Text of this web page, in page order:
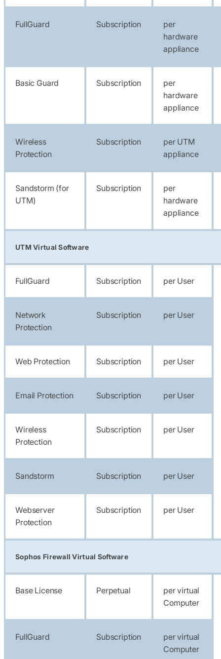
FullGuard Subscription
per
hardware
appliance
Basic Guard Subscription
per
hardware
appliance
Wireless
Protection
Subscription
per UTM
appliance
Sandstorm (for
UTM)
Subscription
per
hardware
appliance
UTM Virtual Software
FullGuard Subscription per User
Network
Protection
Subscription per User
Web Protection Subscription per User
Email Protection Subscription per User
Wireless
Protection
Subscription per User
Sandstorm Subscription per User
Webserver
Protection
Subscription per User
Sophos Firewall Virtual Software
Base License Perpetual
per virtual
Computer
FullGuard Subscription
per virtual
Computer